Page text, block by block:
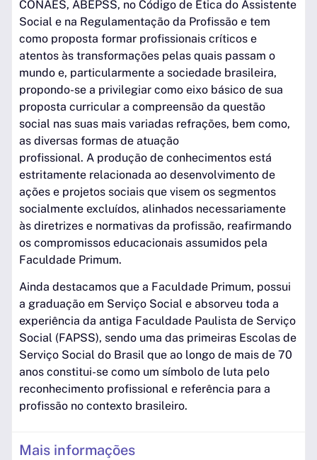
CONAES, ABEPSS, no Código de Ética do Assistente
Social e na Regulamentação da Profissão e tem
como proposta formar profissionais críticos e
atentos às transformações pelas quais passam o
mundo e, particularmente a sociedade brasileira,
propondo-se a privilegiar como eixo básico de sua
proposta curricular a compreensão da questão
social nas suas mais variadas refrações, bem como,
as diversas formas de atuação
profissional. A produção de conhecimentos está
estritamente relacionada ao desenvolvimento de
ações e projetos sociais que visem os segmentos
socialmente excluídos, alinhados necessariamente
às diretrizes e normativas da profissão, reafirmando
os compromissos educacionais assumidos pela
Faculdade Primum.
Ainda destacamos que a Faculdade Primum, possui
a graduação em Serviço Social e absorveu toda a
experiência da antiga Faculdade Paulista de Serviço
Social (FAPSS), sendo uma das primeiras Escolas de
Serviço Social do Brasil que ao longo de mais de 70
anos constitui-se como um símbolo de luta pelo
reconhecimento profissional e referência para a
profissão no contexto brasileiro.
Mais informações